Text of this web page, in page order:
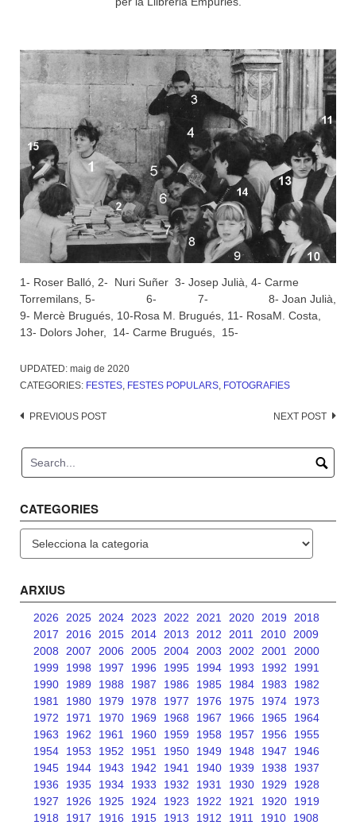
1- Roser Balló, 2- Nuri Suñer 3- Josep Julià, 4- Carme
Torremilans, 5- 6- 7- 8- Joan Julià,
9- Mercè Brugués, 10-Rosa M. Brugués, 11- RosaM. Costa,
13- Dolors Joher, 14- Carme Brugués, 15-
UPDATED: maig de 2020
CATEGORIES: FESTES FESTES POPULARS FOTOGRAFIES
Post
PREVIOUS POST NEXT POST
CATEGORIES
ARXIUS
2026 2025 2024 2023 2022 2021 2020 2019
2018
2017
2016 2015 2014 2013 2012 2011 2010
2009
2008
2007 2006 2005 2004 2003 2002 2001
2000
1999
1998 1997 1996 1995 1994 1993 1992
1991
1990
1989 1988 1987 1986 1985 1984 1983
1982
1981
1980 1979 1978 1977 1976 1975 1974
1973
1972
1971 1970 1969 1968 1967 1966 1965
1964
1963
1962 1961 1960 1959 1958 1957 1956
1955
1954
1953 1952 1951 1950 1949 1948 1947
1946
1945
1944 1943 1942 1941 1940 1939 1938
1937
1936
1935 1934 1933 1932 1931 1930 1929
1928
1927
1926 1925 1924 1923 1922 1921 1920
1919
1918
1917 1916 1915 1913 1912 1911 1910
1908